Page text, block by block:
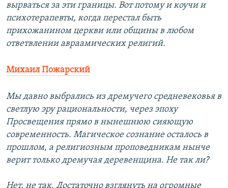
вырваться за эти границы. Вот потому и коучи и
психотерапевты, когда перестал быть
прихожанином церкви или общины в любом
ответвлении авраамических религий.
Михаил Пожарский
Мы давно выбрались из дремучего средневековья в
светлую эру рациональности, через эпоху
Просвещения прямо в нынешнюю сияющую
современность. Магическое сознание осталось в
прошлом, а религиозным проповедникам нынче
верит только дремучая деревенщина. Не так ли?
Нет, не так. Достаточно взглянуть на огромные